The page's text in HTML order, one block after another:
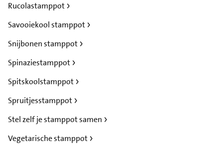
Rucolastamppot
Savooiekool stamppot
Snijbonen stamppot
Spinaziestamppot
Spitskoolstamppot
Spruitjesstamppot
Stel zelf je stamppot samen
Vegetarische stamppot